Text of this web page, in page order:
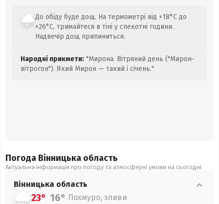
До обіду буде дощ. На термометрі від +18°C до
+26°C, тримайтеся в тіні у спекотні години.
Надвечір дощ припиниться.
Народні прикмети: "Мирона. Вітряний день ("Мирон-
вітрогон"). Який Мирон — такий і січень."
Погода Вінницька область
Актуальна інформація про погоду та атмосферні умови на сьогодні
Вінницька область
23° 16° Похмуро, зливи